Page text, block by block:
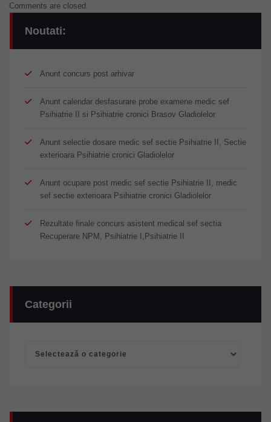
Comments are closed.
Noutati:
Anunt concurs post arhivar
Anunt calendar desfasurare probe examene medic sef
Psihiatrie II si Psihiatrie cronici Brasov Gladiolelor
Anunt selectie dosare medic sef sectie Psihiatrie II, Sectie
exterioara Psihiatrie cronici Gladiolelor
Anunt ocupare post medic sef sectie Psihiatrie II, medic
sef sectie exterioara Psihiatrie cronici Gladiolelor
Rezultate finale concurs asistent medical sef sectia
Recuperare NPM, Psihiatrie I,Psihiatrie II
Categorii